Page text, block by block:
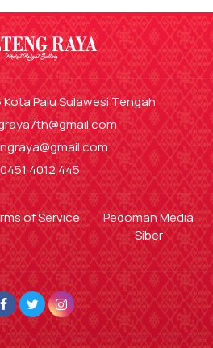
Kota Palu Sulawesi Tengah
4012 445
of Service
Pedoman Media
Siber